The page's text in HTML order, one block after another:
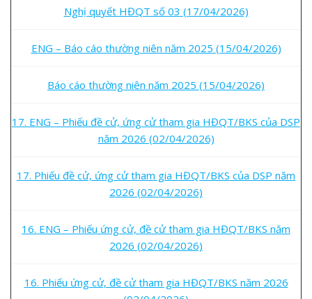
Nghị quyết HĐQT số 03 (17/04/2026)
ENG – Báo cáo thường niên năm 2025 (15/04/2026)
Báo cáo thường niên năm 2025 (15/04/2026)
17. ENG – Phiếu đề cử, ứng cử tham gia HĐQT/BKS của DSP
năm 2026 (02/04/2026)
17. Phiếu đề cử, ứng cử tham gia HĐQT/BKS của DSP năm
2026 (02/04/2026)
16. ENG – Phiếu ứng cử, đề cử tham gia HĐQT/BKS năm
2026 (02/04/2026)
16. Phiếu ứng cử, đề cử tham gia HĐQT/BKS năm 2026